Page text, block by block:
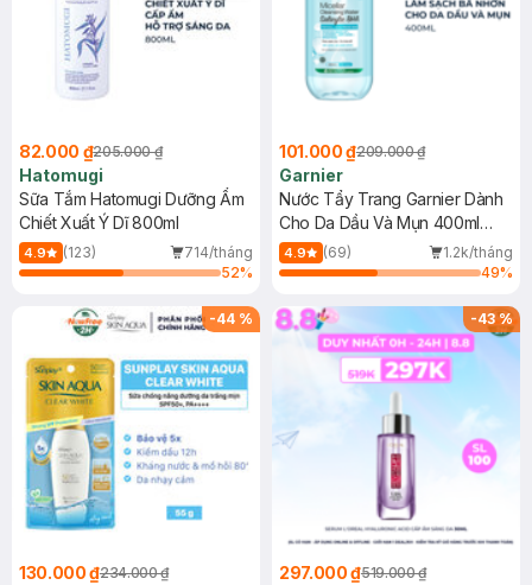
82.000 ₫205.000 ₫
Hatomugi
Sữa Tắm Hatomugi Dưỡng Ẩm
Chiết Xuất Ý Dĩ 800ml
4.9 (123)
714/tháng
52%
101.000 ₫209.000 ₫
Garnier
Nước Tẩy Trang Garnier Dành
Cho Da Dầu Và Mụn 400ml
(Mới)
4.9 (69)
1.2k/tháng
49%
-44 %
130.000 ₫234.000 ₫
-43%
297.000 ₫519.000 ₫